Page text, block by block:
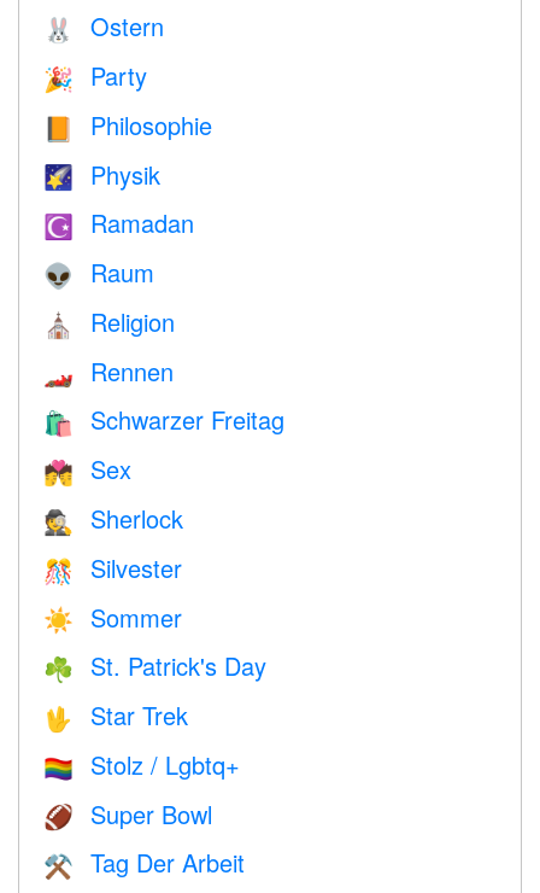
🐰 Ostern
🎉 Party
📙 Philosophie
🌠 Physik
☪️ Ramadan
👽 Raum
⛪️ Religion
🏎 Rennen
🛍 Schwarzer Freitag
💏 Sex
🕵️ Sherlock
🎊 Silvester
☀️ Sommer
☘️ St. Patrick's Day
🖖 Star Trek
🏳️‍🌈 Stolz / Lgbtq+
🏈 Super Bowl
⚒️ Tag Der Arbeit